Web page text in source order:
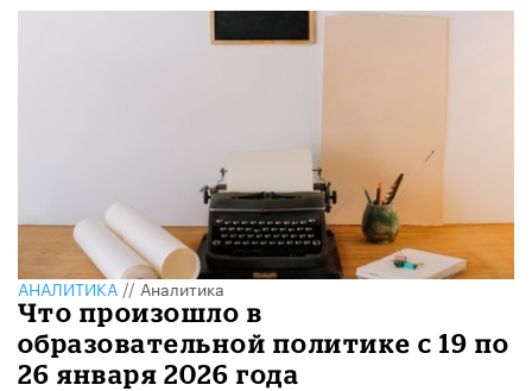
АНАЛИТИКА//Аналитика
Что произошло в
образовательной политике с 19 по
26 января 2026 года